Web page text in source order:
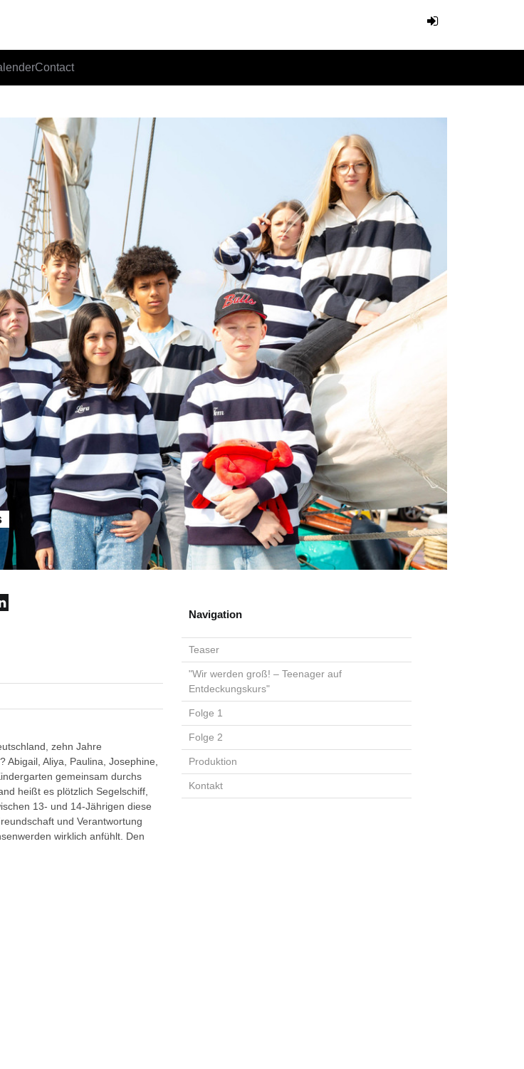
Contact
Navigation
Teaser
"Wir werden groß! – Teenager auf
Entdeckungskurs"
Folge 1
Folge 2
Produktion
Kontakt
zehn Jahre
Aliya, Paulina, Josephine,
gemeinsam durchs
heißt es plötzlich Segelschiff,
13- und 14-Jährigen diese
und Verantwortung
wirklich anfühlt. Den